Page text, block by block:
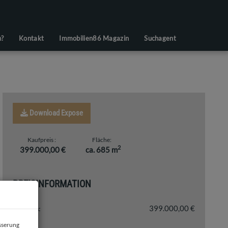
Kontakt Immobilien86 Magazin Suchagent
Download Expose
Kaufpreis
399.000,00 €
Fläche
ca. 685 m2
PREISINFORMATION
Kaufpreis: 399.000,00 €